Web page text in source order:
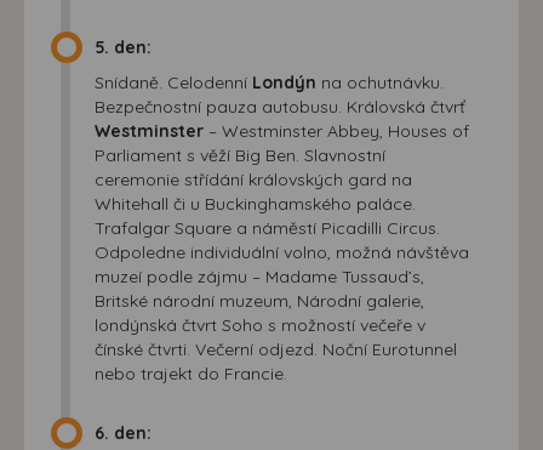
5. den:
Snídaně. Celodenní Londýn na ochutnávku.
Bezpečnostní pauza autobusu. Královská čtvrť
Westminster – Westminster Abbey, Houses of
Parliament s věží Big Ben. Slavnostní
ceremonie střídání královských gard na
Whitehall či u Buckinghamského paláce.
Trafalgar Square a náměstí Picadilli Circus.
Odpoledne individuální volno, možná návštěva
muzeí podle zájmu – Madame Tussaud’s,
Britské národní muzeum, Národní galerie,
londýnská čtvrt Soho s možností večeře v
čínské čtvrti. Večerní odjezd. Noční Eurotunnel
nebo trajekt do Francie.
6. den: